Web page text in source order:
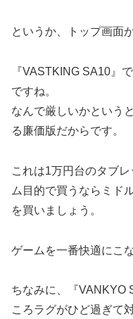
というか、トップ画面
『VASTKING SA10』
ですね。
なんで厳しいかという
る廉価版だからです。
これは1万円台のタブ
ム目的で買うならミド
を買いましょう。
ゲームを一番快適にこ
ちなみに、『VANKYO
ころラグがひど過ぎて